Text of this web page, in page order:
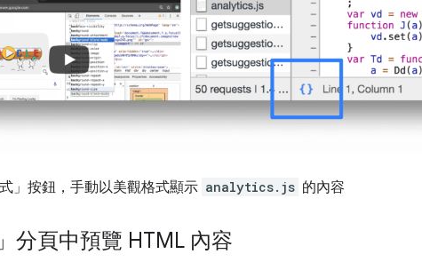
」 按鈕，手動以美觀格式顯示 analytics.js 的內容
分頁中預覽 HTML 內容